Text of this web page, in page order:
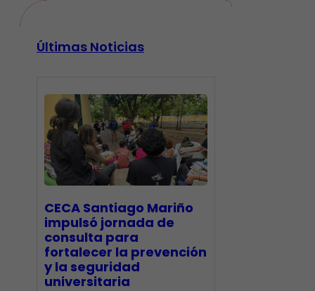
Últimas Noticias
CECA Santiago Mariño
impulsó jornada de
consulta para
fortalecer la prevención
y la seguridad
universitaria